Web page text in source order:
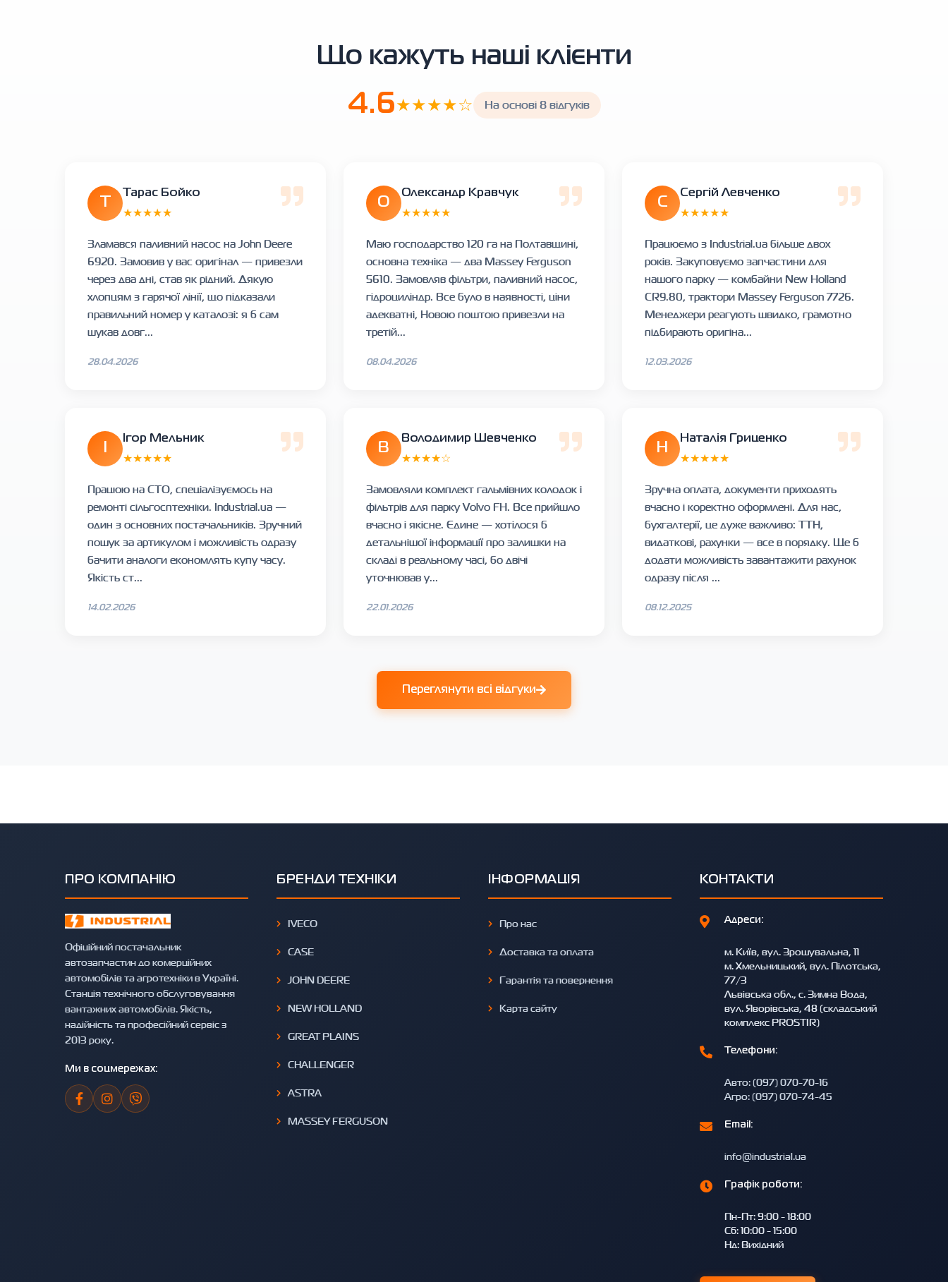
Що кажуть наші клієнти
4.6★★★★☆ На основі 8 відгуків
Тарас Бойко
★★★★★
Зламався паливний насос на John Deere
6920. Замовив у вас оригінал — привезли
через два дні, став як рідний. Дякую
хлопцям з гарячої лінії, що підказали
правильний номер у каталозі: я б сам
шукав довг...
28.04.2026
О
Олександр Кравчук
★★★★★
Маю господарство 120 га на Полтавщині,
основна техніка — два Massey Ferguson
5610. Замовляв фільтри, паливний насос,
гідроциліндр. Все було в наявності, ціни
адекватні, Новою поштою привезли на
третій...
08.04.2026
С
Сергій Левченко
★★★★★
Працюємо з Industrial.ua більше двох
років. Закуповуємо запчастини для
нашого парку — комбайни New Holland
CR9.80, трактори Massey Ferguson 7726.
Менеджери реагують швидко, грамотно
підбирають оригіна...
12.03.2026
Ігор Мельник
★★★★★
Працюю на СТО, спеціалізуємось на
ремонті сільгосптехніки. Industrial.ua —
один з основних постачальників. Зручний
пошук за артикулом і можливість одразу
бачити аналоги економлять купу часу.
Якість ст...
14.02.2026
В
Володимир Шевченко
★★★★☆
Замовляли комплект гальмівних колодок і
фільтрів для парку Volvo FH. Все прийшло
вчасно і якісне. Єдине — хотілося б
детальнішої інформації про залишки на
складі в реальному часі, бо двічі
уточнював у...
22.01.2026
Н
Наталія Гриценко
★★★★★
Зручна оплата, документи приходять
вчасно і коректно оформлені. Для нас,
бухгалтерії, це дуже важливо: ТТН,
видаткові, рахунки — все в порядку. Ще б
додати можливість завантажити рахунок
одразу після ...
08.12.2025
Переглянути всі відгуки
ПРО КОМПАНІЮ
Офіційний постачальник
автозапчастин до комерційних
автомобілів та агротехніки в Україні.
Станція технічного обслуговування
вантажних автомобілів. Якість,
надійність та професійний сервіс з
2013 року.
Ми в соцмережах:
БРЕНДИ ТЕХНІКИ
IVECO
CASE
JOHN DEERE
NEW HOLLAND
GREAT PLAINS
CHALLENGER
ASTRA
MASSEY FERGUSON
ІНФОРМАЦІЯ
Про нас
Доставка та оплата
Гарантія та повернення
Карта сайту
КОНТАКТИ
Адреси:
м. Київ, вул. Зрошувальна, 11
м. Хмельницький, вул. Пілотська,
77/3
Львівська обл., с. Зимна Вода,
вул. Яворівська, 48 (складський
комплекс PROSTIR)
Телефони:
Авто: (097) 070-70-16
Агро: (097) 070-74-45
Email:
info@industrial.ua
Графік роботи:
Пн-Пт: 9:00 - 18:00
Сб: 10:00 - 15:00
Нд: Вихідний